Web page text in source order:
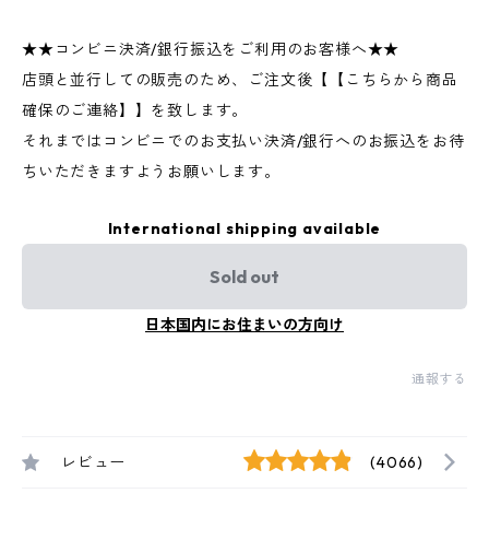
★★コンビニ決済/銀行振込をご利用のお客様へ★★
店頭と並行しての販売のため、ご注文後【【こちらから商品
確保のご連絡】】を致します。
それまではコンビニでのお支払い決済/銀行へのお振込をお待
ちいただきますようお願いします。
International shipping available
Sold out
日本国内にお住まいの方向け
通報する
レビュー (4066)